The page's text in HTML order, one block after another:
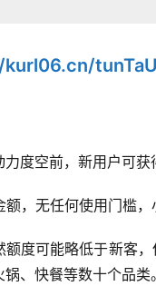
tunTaU
度空前，新用户可获
，无任何使用门槛
度可能略低于新客
、快餐等数十个品类。